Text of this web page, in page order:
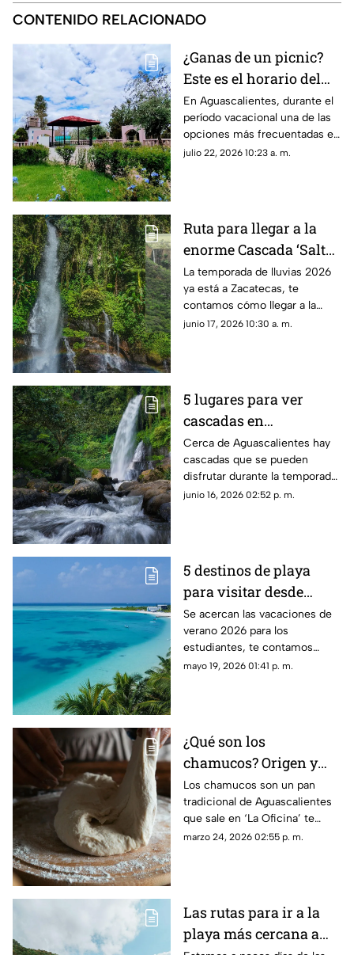
CONTENIDO RELACIONADO
¿Ganas de un picnic?
Este es el horario del
Parque Rodolfo
Landeros en
Aguascalientes
En Aguascalientes, durante el
período vacacional una de las
opciones más frecuentadas es
ir al Parque Rodolfo Landeros
julio 22, 2026 10:23 a. m.
Ruta para llegar a la
enorme Cascada ‘Salto
Las Lajas’ en Zacatecas
en temporada de
lluvias 2026
La temporada de lluvias 2026
ya está a Zacatecas, te
contamos cómo llegar a la
Cascada ‘Salto Las Lajas’ en
junio 17, 2026 10:30 a. m.
5 lugares para ver
cascadas en
Aguascalientes durante
la temporada de lluvias
2026
Cerca de Aguascalientes hay
cascadas que se pueden
disfrutar durante la temporada
de lluvia 2026; te dejamos
junio 16, 2026 02:52 p. m.
5 destinos de playa
para visitar desde
Aguascalientes en
vacaciones de verano
2026
Se acercan las vacaciones de
verano 2026 para los
estudiantes, te contamos
enseguida los destinos de
mayo 19, 2026 01:41 p. m.
¿Qué son los
chamucos? Origen y
preparación del
tradicional pan de
Aguascalientes que
sale en ‘La Oficina’
Los chamucos son un pan
tradicional de Aguascalientes
que sale en ‘La Oficina’ te
contamos más sobre el
marzo 24, 2026 02:55 p. m.
Las rutas para ir a la
playa más cercana a